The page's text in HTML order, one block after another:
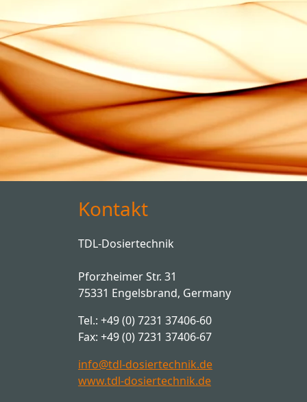
Kontakt
TDL-Dosiertechnik
Pforzheimer Str. 31
75331 Engelsbrand, Germany
Tel.: +49 (0) 7231 37406-60
Fax: +49 (0) 7231 37406-67
info@tdl-dosiertechnik.de
www.tdl-dosiertechnik.de